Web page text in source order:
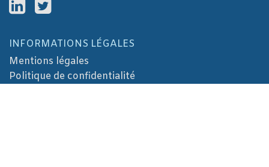
INFORMATIONS LÉGALES
Mentions légales
Politique de confidentialité